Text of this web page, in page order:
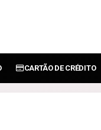
CARTÃO DE CRÉDITO